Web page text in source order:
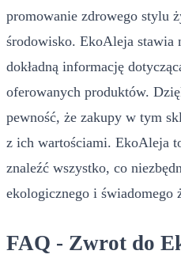
promowanie zdrowego stylu
środowisko. EkoAleja stawia
dokładną informację
oferowanych produktów.
pewność, że zakupy w tym
z ich wartościami. EkoAleja
znaleźć wszystko, co
ekologicznego i świadomego
FAQ - Zwrot do